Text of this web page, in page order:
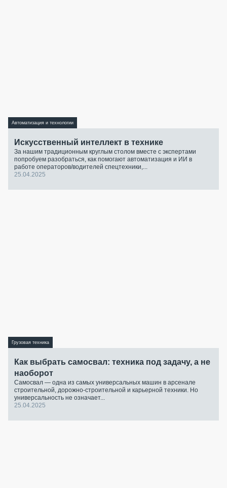
Автоматизация и технологии
Искусственный интеллект в технике
За нашим традиционным круглым столом вместе с экспертами
попробуем разобраться, как помогают автоматизация и ИИ в
работе операторов/водителей спецтехники,...
25.04.2025
Грузовая техника
Как выбрать самосвал: техника под задачу, а не
наоборот
Самосвал — одна из самых универсальных машин в арсенале
строительной, дорожно-строительной и карьерной техники. Но
универсальность не означает...
25.04.2025